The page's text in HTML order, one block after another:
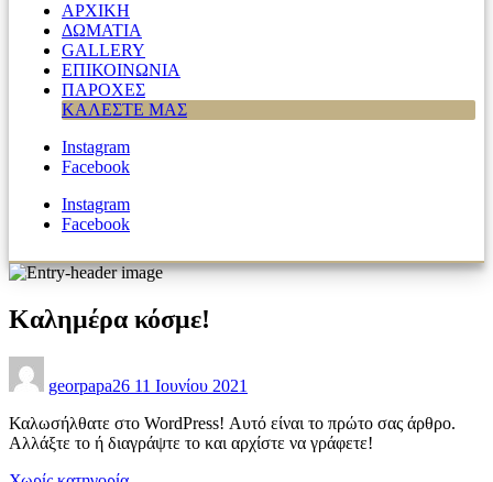
ΑΡΧΙΚΗ
ΔΩΜΑΤΙΑ
GALLERY
ΕΠΙΚΟΙΝΩΝΙΑ
ΠΑΡΟΧΕΣ
ΚΑΛΕΣΤΕ ΜΑΣ
Instagram
Facebook
Instagram
Facebook
Καλημέρα κόσμε!
georpapa26 11 Ιουνίου 2021
Καλωσήλθατε στο WordPress! Αυτό είναι το πρώτο σας άρθρο.
Αλλάξτε το ή διαγράψτε το και αρχίστε να γράφετε!